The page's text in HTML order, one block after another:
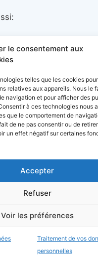
le consentement aux
telles que les cookies
relatives aux appareils. Nous le
navigation et pour afficher des
à ces technologies nous
que le comportement de
de ne pas consentir ou de
un effet négatif sur certaines
Accepter
Refuser
Voir les préférences
Traitement de vos
personnelles
nautique
site d’annonces
personnelles
© 2026 Mers&bateaux
Envie de bons
plaisanciers et
C’est par ici